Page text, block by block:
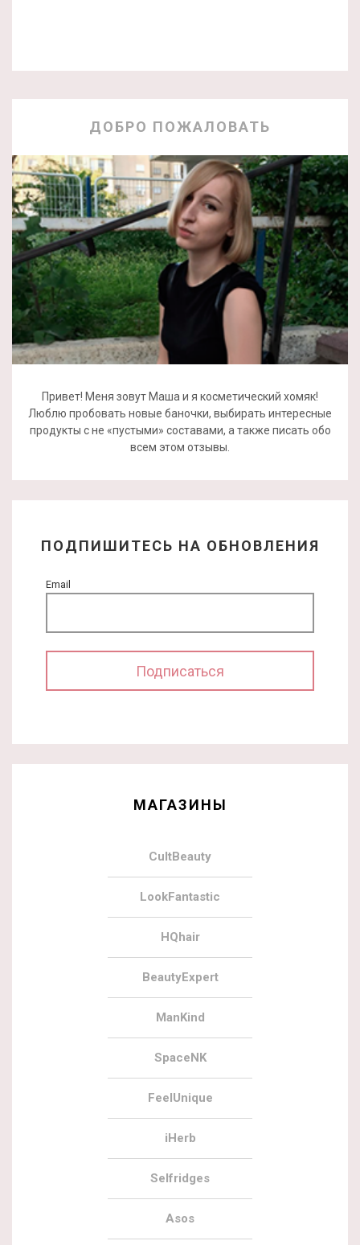
ДОБРО ПОЖАЛОВАТЬ
Привет! Меня зовут Маша и я косметический хомяк!
Люблю пробовать новые баночки, выбирать интересные
продукты с не «пустыми» составами, а также писать обо
всем этом отзывы.
ПОДПИШИТЕСЬ НА ОБНОВЛЕНИЯ
Email
МАГАЗИНЫ
CultBeauty
LookFantastic
HQhair
BeautyExpert
ManKind
SpaceNK
FeelUnique
iHerb
Selfridges
Asos